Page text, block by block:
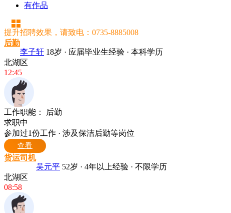
有作品
提升招聘效果，请致电：0735-8885008
后勤
李子轩 18岁 · 应届毕业生经验 · 本科学历
北湖区
12:45
工作职能：
后勤
求职中
参加过1份工作 · 涉及保洁后勤等岗位
查看
货运司机
吴元平 52岁 · 4年以上经验 · 不限学历
北湖区
08:58